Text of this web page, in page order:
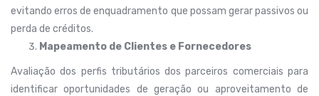
evitando erros de enquadramento que possam gerar passivos ou
perda de créditos.
Mapeamento de Clientes e Fornecedores
Avaliação dos perfis tributários dos parceiros comerciais para
identificar oportunidades de geração ou aproveitamento de